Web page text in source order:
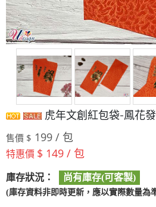
虎年文創紅包袋-鳳花
售價 $ 199 / 包
特惠價 $ 149 / 包
庫存狀況： 尚有庫存(可客製)
(庫存資料非即時更新，應以實際數量為